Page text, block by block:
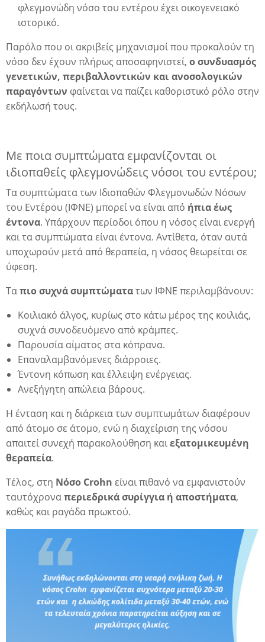
φλεγμονώδη νόσο του εντέρου έχει οικογενειακό
ιστορικό.
Παρόλο που οι ακριβείς μηχανισμοί που προκαλούν τη
νόσο δεν έχουν πλήρως αποσαφηνιστεί, ο συνδυασμός
γενετικών, περιβαλλοντικών και ανοσολογικών
παραγόντων φαίνεται να παίζει καθοριστικό ρόλο στην
εκδήλωσή τους.
Με ποια συμπτώματα εμφανίζονται οι
ιδιοπαθείς φλεγμονώδεις νόσοι του εντέρου;
Τα συμπτώματα των Ιδιοπαθών Φλεγμονωδών Νόσων
του Εντέρου (ΙΦΝΕ) μπορεί να είναι από ήπια έως
έντονα. Υπάρχουν περίοδοι όπου η νόσος είναι ενεργή
και τα συμπτώματα είναι έντονα. Αντίθετα, όταν αυτά
υποχωρούν μετά από θεραπεία, η νόσος θεωρείται σε
ύφεση.
Ταπιο συχνά συμπτώματατων ΙΦΝΕ περιλαμβάνουν:
Κοιλιακό άλγος, κυρίως στο κάτω μέρος της κοιλιάς,
συχνά συνοδευόμενο από κράμπες.
Παρουσία αίματος στα κόπρανα.
Επαναλαμβανόμενες διάρροιες.
Έντονη κόπωση και έλλειψη ενέργειας.
Ανεξήγητη απώλεια βάρους.
Η ένταση και η διάρκεια των συμπτωμάτων διαφέρουν
από άτομο σε άτομο, ενώ η διαχείριση της νόσου
απαιτεί συνεχή παρακολούθηση καιεξατομικευμένη
θεραπεία.
Τέλος, στη Νόσο Crohn είναι πιθανό να εμφανιστούν
ταυτόχροναπεριεδρικά συρίγγια ή αποστήματα,
καθώς και ραγάδα πρωκτού.